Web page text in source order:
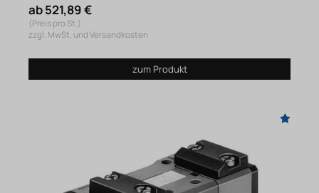
ab 521,89 €
(Preis pro St.)
zzgl. MwSt. und Versandkosten
zum Produkt